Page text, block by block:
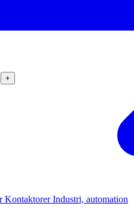
+
KontaktorerIndustri, automation